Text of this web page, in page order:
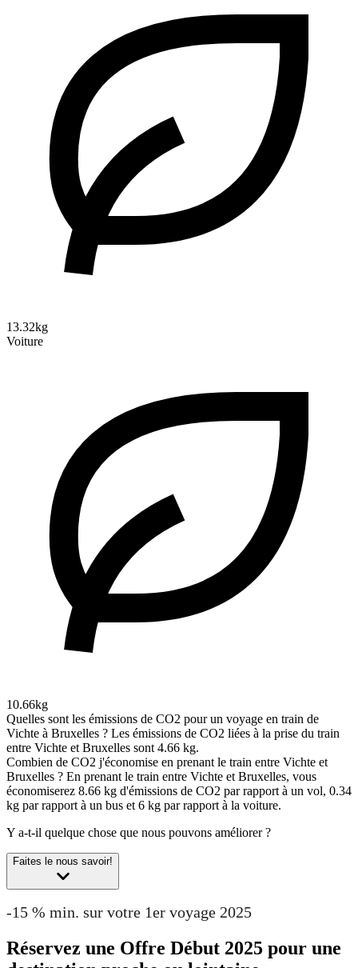
13.32kg
Voiture
10.66kg
Quelles sont les émissions de CO2 pour un voyage en train de
Vichte à Bruxelles ? Les émissions de CO2 liées à la prise du train
entre Vichte et Bruxelles sont 4.66 kg.
Combien de CO2 j'économise en prenant le train entre Vichte et
Bruxelles ? En prenant le train entre Vichte et Bruxelles, vous
économiserez 8.66 kg d'émissions de CO2 par rapport à un vol, 0.34
kg par rapport à un bus et 6 kg par rapport à la voiture.
Y a-t-il quelque chose que nous pouvons améliorer ?
Faites le nous savoir!
-15 % min. sur votre 1er voyage 2025
Réservez une Offre Début 2025 pour une